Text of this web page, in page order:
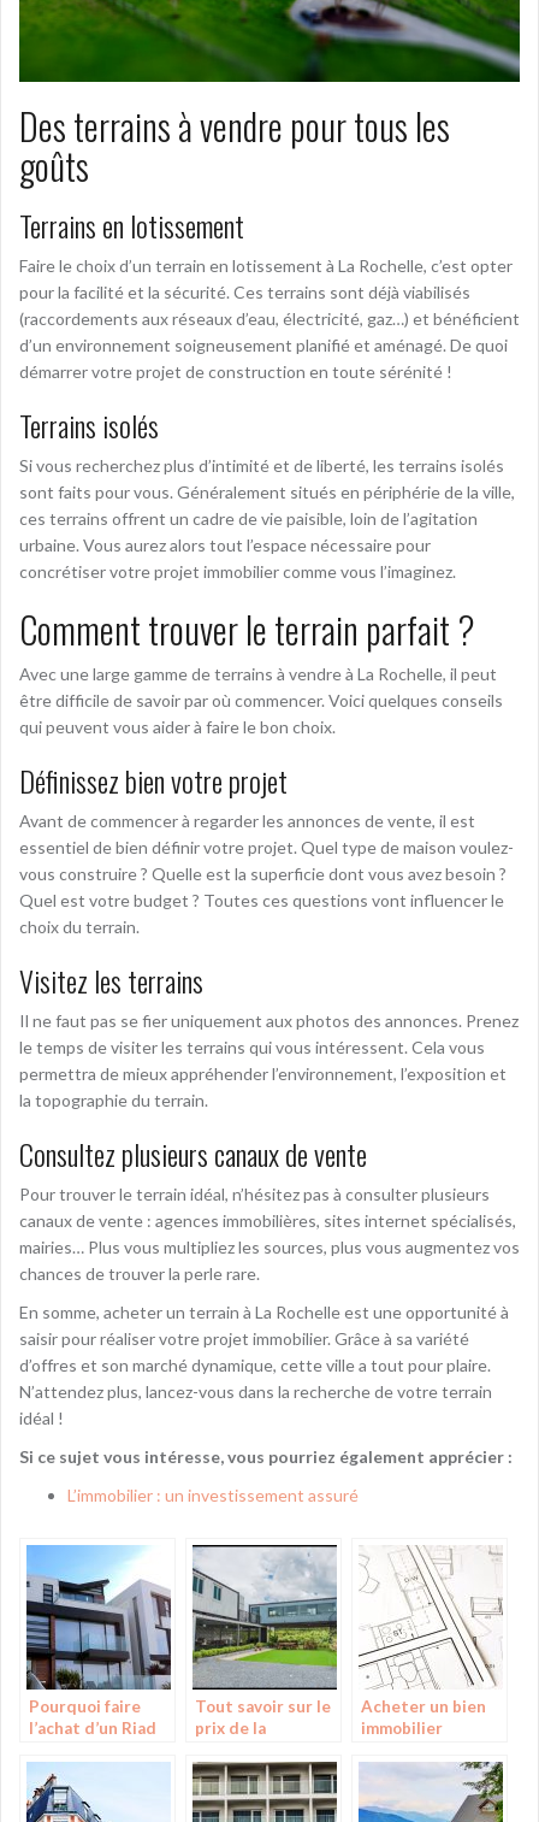
Des terrains à vendre pour tous les
goûts
Terrains en lotissement
Faire le choix d’un terrain en lotissement à La Rochelle, c’est opter
pour la facilité et la sécurité. Ces terrains sont déjà viabilisés
(raccordements aux réseaux d’eau, électricité, gaz…) et bénéficient
d’un environnement soigneusement planifié et aménagé. De quoi
démarrer votre projet de construction en toute sérénité !
Terrains isolés
Si vous recherchez plus d’intimité et de liberté, les terrains isolés
sont faits pour vous. Généralement situés en périphérie de la ville,
ces terrains offrent un cadre de vie paisible, loin de l’agitation
urbaine. Vous aurez alors tout l’espace nécessaire pour
concrétiser votre projet immobilier comme vous l’imaginez.
Comment trouver le terrain parfait ?
Avec une large gamme de terrains à vendre à La Rochelle, il peut
être difficile de savoir par où commencer. Voici quelques conseils
qui peuvent vous aider à faire le bon choix.
Définissez bien votre projet
Avant de commencer à regarder les annonces de vente, il est
essentiel de bien définir votre projet. Quel type de maison voulez-
vous construire ? Quelle est la superficie dont vous avez besoin ?
Quel est votre budget ? Toutes ces questions vont influencer le
choix du terrain.
Visitez les terrains
Il ne faut pas se fier uniquement aux photos des annonces. Prenez
le temps de visiter les terrains qui vous intéressent. Cela vous
permettra de mieux appréhender l’environnement, l’exposition et
la topographie du terrain.
Consultez plusieurs canaux de vente
Pour trouver le terrain idéal, n’hésitez pas à consulter plusieurs
canaux de vente : agences immobilières, sites internet spécialisés,
mairies… Plus vous multipliez les sources, plus vous augmentez vos
chances de trouver la perle rare.
En somme, acheter un terrain à La Rochelle est une opportunité à
saisir pour réaliser votre projet immobilier. Grâce à sa variété
d’offres et son marché dynamique, cette ville a tout pour plaire.
N’attendez plus, lancez-vous dans la recherche de votre terrain
idéal !
Si ce sujet vous intéresse, vous pourriez également apprécier :
L’immobilier : un investissement assuré
Pourquoi faire
l’achat d’un Riad
Tout savoir sur le
prix de la
d’une maison
container
Acheter un bien
immobilier